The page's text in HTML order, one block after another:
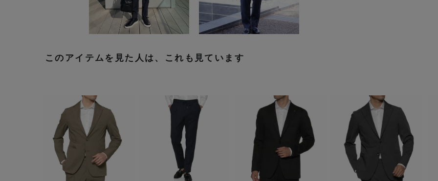
このアイテムを見た人は、これも見ています